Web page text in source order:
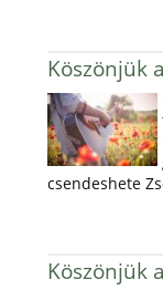
Köszönjük
csendeshete
Köszönjük